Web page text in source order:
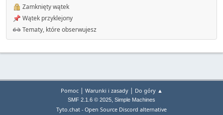
Zamknięty wątek
Wątek przyklejony
Tematy, które obserwujesz
Pomoc| Warunki i zasady| Do góry ▲
SMF 2.1.6 © 2025, Simple Machines
Tyto.chat - Open Source Discord alternative